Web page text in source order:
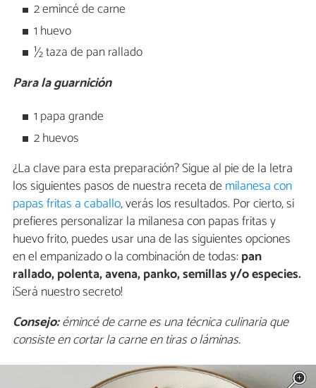
2 emincé de carne
1 huevo
½ taza de pan rallado
Para la guarnición
1 papa grande
2 huevos
¿La clave para esta preparación? Sigue al pie de la letra
los siguientes pasos de nuestra receta demilanesa con
papas fritas a caballo, verás los resultados. Por cierto, si
prefieres personalizar la milanesa con papas fritas y
huevo frito, puedes usar una de las siguientes opciones
en el empanizado o la combinación de todas:pan
rallado, polenta, avena, panko, semillas y/o especies.
¡Será nuestro secreto!
Consejo:émincé de carne es una técnica culinaria que
consiste en cortar la carne en tiras o láminas.